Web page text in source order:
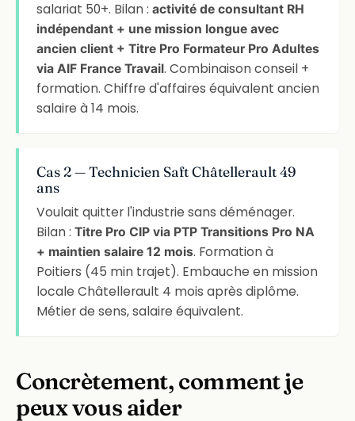
salariat 50+. Bilan :activité de consultant RH
indépendant + une mission longue avec
ancien client + Titre Pro Formateur Pro Adultes
via AIF France Travail. Combinaison conseil +
formation. Chiffre d'affaires équivalent ancien
salaire à 14 mois.
Cas 2 — Technicien Saft Châtellerault 49
ans
Voulait quitter l'industrie sans déménager.
Bilan :Titre Pro CIP via PTP Transitions Pro NA
+ maintien salaire 12 mois. Formation à
Poitiers (45 min trajet). Embauche en mission
locale Châtellerault 4 mois après diplôme.
Métier de sens, salaire équivalent.
Concrètement, comment je
peux vous aider